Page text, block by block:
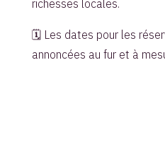
richesses locales.
🗓️ Les dates pour les
annoncées au fur et à